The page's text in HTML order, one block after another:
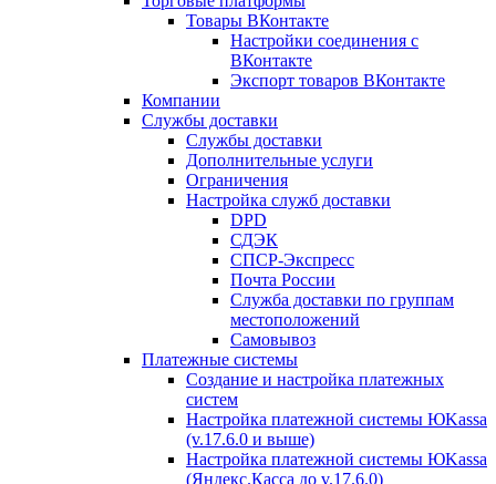
Товары ВКонтакте
Настройки соединения с
ВКонтакте
Экспорт товаров ВКонтакте
Компании
Службы доставки
Службы доставки
Дополнительные услуги
Ограничения
Настройка служб доставки
DPD
СДЭК
СПСР-Экспресс
Почта России
Служба доставки по группам
местоположений
Самовывоз
Платежные системы
Создание и настройка платежных
систем
Настройка платежной системы ЮKassa
(v.17.6.0 и выше)
Настройка платежной системы ЮKassa
(Яндекс.Касса до v.17.6.0)